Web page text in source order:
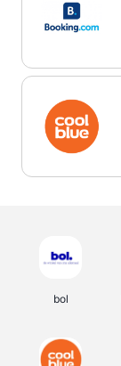
bol